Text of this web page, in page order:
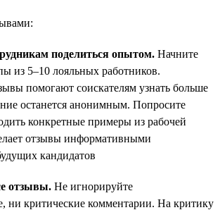
поделиться опытом. Начните
из 5–10 лояльных работников.
помогают соискателям узнать больше
останется анонимным. Попросите
конкретные примеры из рабочей
отзывы информативными
кандидатов
отзывы. Не игнорируйте
ни критические комментарии. На критику